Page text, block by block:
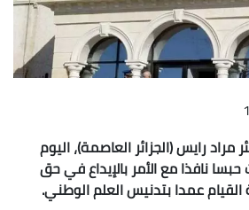
رايس (الجزائر العاصمة)، اليوم
ب 7 سنوات حبسا نافذا مع الأمر بالإيداع في حق
عمدا بتدنيس العلم الوطني.